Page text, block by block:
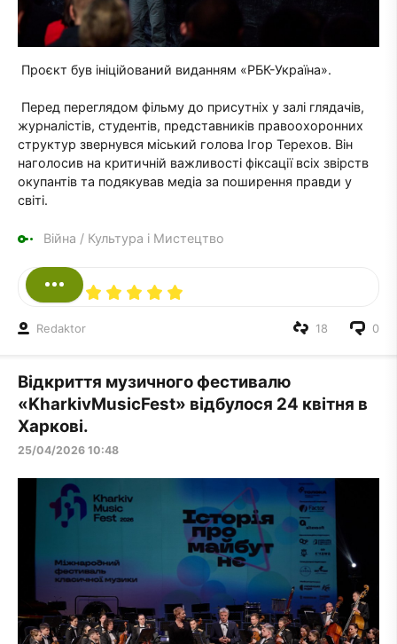
Проєкт був ініційований виданням «РБК-Україна».
Перед переглядом фільму до присутніх у залі глядачів,
журналістів, студентів, представників правоохоронних
структур звернувся міський голова Ігор Терехов. Він
наголосив на критичній важливості фіксації всіх звірств
окупантів та подякував медіа за поширення правди у
світі.
Війна / Культура і Мистецтво
Redaktor 0
18
Відкриття музичного фестивалю
«KharkivMusicFest» відбулося 24 квітня в
Харкові.
25/04/2026 10:48